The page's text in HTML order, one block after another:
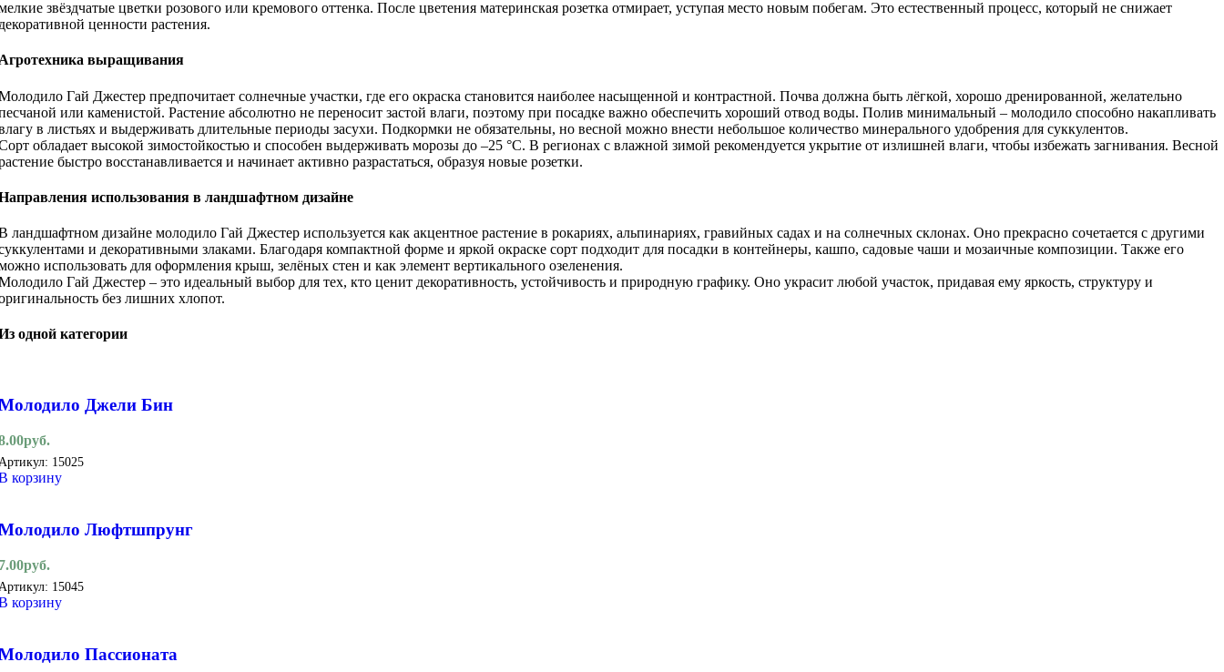
звёздчатые цветки розового или кремового оттенка. После цветения материнская розетка отмирает, уступая место новым побегам. Это естественный процесс, который не снижает
ценности растения.
выращивания
Гай Джестер предпочитает солнечные участки, где его окраска становится наиболее насыщенной и контрастной. Почва должна быть лёгкой, хорошо дренированной, желательно
или каменистой. Растение абсолютно не переносит застой влаги, поэтому при посадке важно обеспечить хороший отвод воды. Полив минимальный – молодило способно накапливать
в листьях и выдерживать длительные периоды засухи. Подкормки не обязательны, но весной можно внести небольшое количество минерального удобрения для суккулентов.
обладает высокой зимостойкостью и способен выдерживать морозы до –25 °C. В регионах с влажной зимой рекомендуется укрытие от излишней влаги, чтобы избежать загнивания. Весной
быстро восстанавливается и начинает активно разрастаться, образуя новые розетки.
использования в ландшафтном дизайне
ландшафтном дизайне молодило Гай Джестер используется как акцентное растение в рокариях, альпинариях, гравийных садах и на солнечных склонах. Оно прекрасно сочетается с другими
и декоративными злаками. Благодаря компактной форме и яркой окраске сорт подходит для посадки в контейнеры, кашпо, садовые чаши и мозаичные композиции. Также его
использовать для оформления крыш, зелёных стен и как элемент вертикального озеленения.
Гай Джестер – это идеальный выбор для тех, кто ценит декоративность, устойчивость и природную графику. Оно украсит любой участок, придавая ему яркость, структуру и
без лишних хлопот.
одной категории
Джели Бин
руб.
15025
корзину
Люфтшпрунг
руб.
15045
корзину
Пассионата